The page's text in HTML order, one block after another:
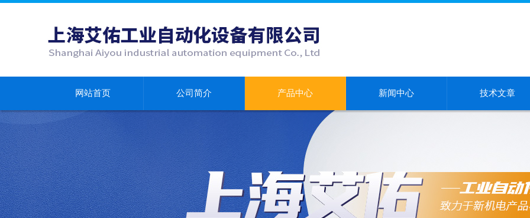
网站首页 公司简介 产品中心 新闻中心 技术文章